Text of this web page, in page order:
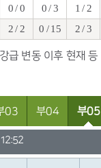
0 / 0 0 / 3 1 / 2
2 / 2 0 / 15 2 / 3
변동 이후 현재 등
03 부04 부05